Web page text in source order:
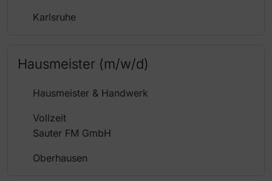
Karlsruhe
Hausmeister (m/w/d)
Hausmeister & Handwerk
Vollzeit
Sauter FM GmbH
Oberhausen